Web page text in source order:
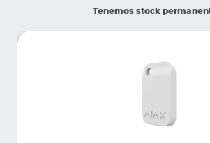
Tenemos stock